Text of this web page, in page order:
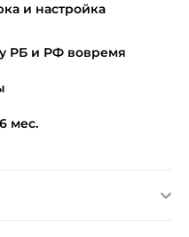
и настройка
РБ и РФ вовремя
мес.